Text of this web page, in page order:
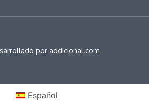
por addicional.com
Español